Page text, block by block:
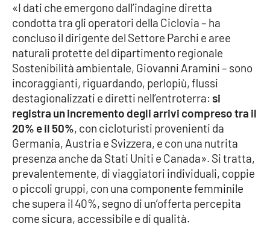
LAC
NETWORK
Lacplay.it
Lactv.it
Laconair.it
Lacitymag.it
Lacapitalenews.it
Ilreggino.it
Cosenzachannel.it
«I dati che emergono dall’indagine diretta
condotta tra gli operatori della Ciclovia – ha
concluso il dirigente del Settore Parchi e aree
naturali protette del dipartimento regionale
Sostenibilità ambientale, Giovanni Aramini – sono
incoraggianti, riguardando, perlopiù, flussi
destagionalizzati e diretti nell’entroterra:si
registra un incremento degli arrivi compreso tra il
20% e il 50%, con cicloturisti provenienti da
Germania, Austria e Svizzera, e con una nutrita
presenza anche da Stati Uniti e Canada». Si tratta,
prevalentemente, di viaggiatori individuali, coppie
o piccoli gruppi, con una componente femminile
che supera il 40%, segno di un’offerta percepita
come sicura, accessibile e di qualità.